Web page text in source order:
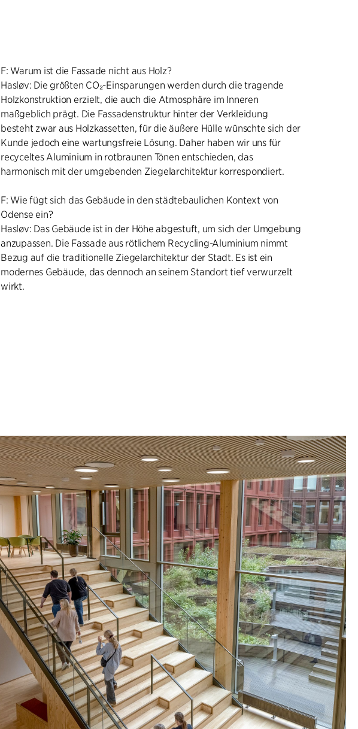
F: Warum ist die Fassade nicht aus Holz?
Hasløv: Die größten CO₂-Einsparungen werden durch die tragende
Holzkonstruktion erzielt, die auch die Atmosphäre im Inneren
maßgeblich prägt. Die Fassadenstruktur hinter der Verkleidung
besteht zwar aus Holzkassetten, für die äußere Hülle wünschte sich der
Kunde jedoch eine wartungsfreie Lösung. Daher haben wir uns für
recyceltes Aluminium in rotbraunen Tönen entschieden, das
harmonisch mit der umgebenden Ziegelarchitektur korrespondiert.
F: Wie fügt sich das Gebäude in den städtebaulichen Kontext von
Odense ein?
Hasløv: Das Gebäude ist in der Höhe abgestuft, um sich der Umgebung
anzupassen. Die Fassade aus rötlichem Recycling-Aluminium nimmt
Bezug auf die traditionelle Ziegelarchitektur der Stadt. Es ist ein
modernes Gebäude, das dennoch an seinem Standort tief verwurzelt
wirkt.